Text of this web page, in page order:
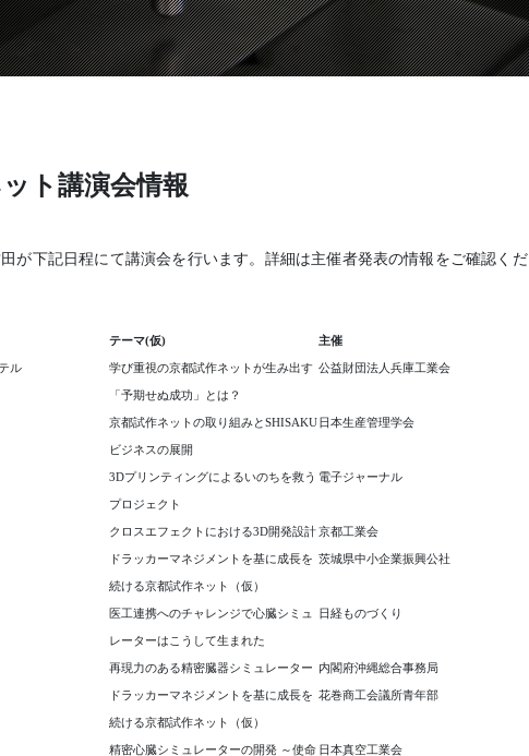
ト講演会情報
が下記日程にて講演会を行います。詳細は主催者発表の情報をご確認くだ
テーマ(仮) 主催
ル 学び重視の京都試作ネットが生み出す
「予期せぬ成功」とは？
公益財団法人兵庫工業会
京都試作ネットの取り組みとSHISAKU
ビジネスの展開
日本生産管理学会
3Dプリンティングによるいのちを救う
プロジェクト
電子ジャーナル
クロスエフェクトにおける3D開発設計京都工業会
ドラッカーマネジメントを基に成長を
続ける京都試作ネット（仮）
茨城県中小企業振興公社
医工連携へのチャレンジで心臓シミュ
レーターはこうして生まれた
日経ものづくり
再現力のある精密臓器シミュレーター 内閣府沖縄総合事務局
ドラッカーマネジメントを基に成長を
続ける京都試作ネット（仮）
花巻商工会議所青年部
精密心臓シミュレーターの開発 ～使命 日本真空工業会